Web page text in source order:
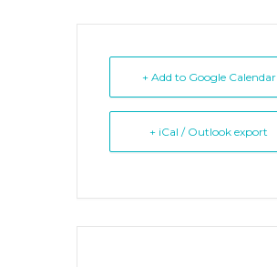
+ Add to Google Calendar
+ iCal / Outlook export